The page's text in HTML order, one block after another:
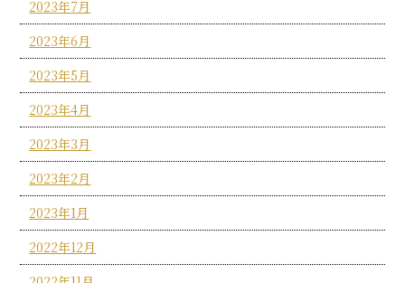
2023年7月
2023年6月
2023年5月
2023年4月
2023年3月
2023年2月
2023年1月
2022年12月